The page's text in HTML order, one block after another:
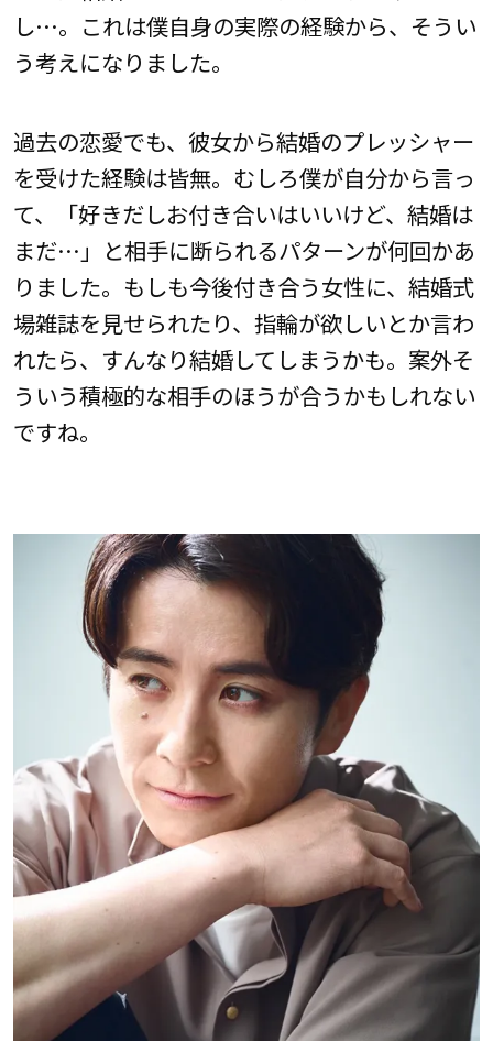
し…。これは僕自身の実際の経験から、そうい
う考えになりました。
過去の恋愛でも、彼女から結婚のプレッシャー
を受けた経験は皆無。むしろ僕が自分から言っ
て、「好きだしお付き合いはいいけど、結婚は
まだ…」と相手に断られるパターンが何回かあ
りました。もしも今後付き合う女性に、結婚式
場雑誌を見せられたり、指輪が欲しいとか言わ
れたら、すんなり結婚してしまうかも。案外そ
ういう積極的な相手のほうが合うかもしれない
ですね。